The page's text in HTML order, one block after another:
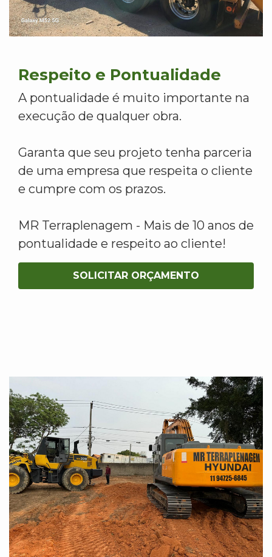
Respeito e Pontualidade
A pontualidade é muito importante na
execução de qualquer obra.
Garanta que seu projeto tenha parceria
de uma empresa que respeita o cliente
e cumpre com os prazos.
MR Terraplenagem - Mais de 10 anos de
pontualidade e respeito ao cliente!
SOLICITAR ORÇAMENTO